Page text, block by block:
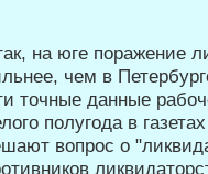
на юге поражение
чем в
точные данные
по­лугода в
вопрос о